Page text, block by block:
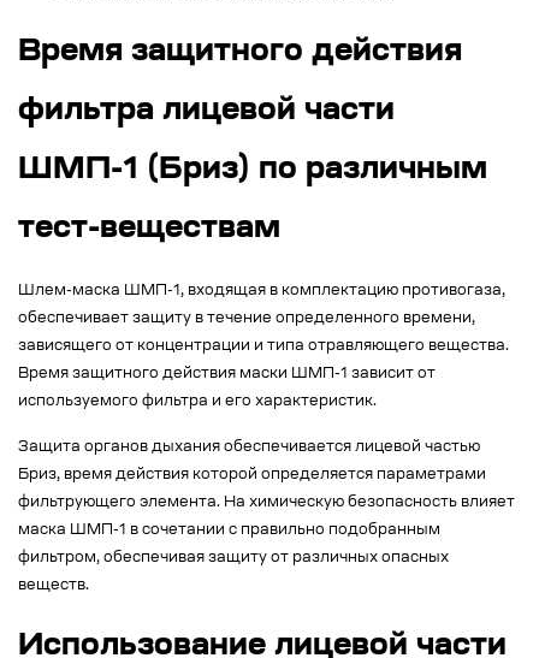
Время защитного действия
фильтра лицевой части
ШМП-1 (Бриз) по различным
тест-веществам
Шлем-маска ШМП-1, входящая в комплектацию противогаза,
обеспечивает защиту в течение определенного времени,
зависящего от концентрации и типа отравляющего вещества.
Время защитного действия маски ШМП-1 зависит от
используемого фильтра и его характеристик.
Защита органов дыхания обеспечивается лицевой частью
Бриз, время действия которой определяется параметрами
фильтрующего элемента. На химическую безопасность влияет
маска ШМП-1 в сочетании с правильно подобранным
фильтром, обеспечивая защиту от различных опасных
веществ.
Использование лицевой части